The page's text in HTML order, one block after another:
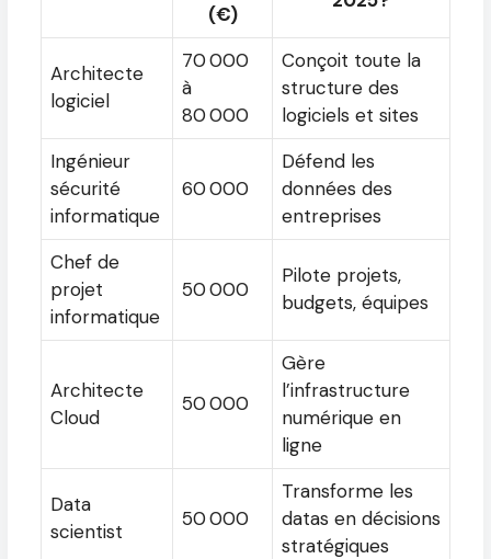
(€)
Architecte
logiciel
70 000
à
80 000
Conçoit toute la
structure des
logiciels et sites
Ingénieur
sécurité
informatique
60 000
Défend les
données des
entreprises
Chef de
projet
informatique
50 000
Pilote projets,
budgets, équipes
Architecte
Cloud
50 000
Gère
l’infrastructure
numérique en
ligne
Data
scientist
50 000
Transforme les
datas en décisions
stratégiques